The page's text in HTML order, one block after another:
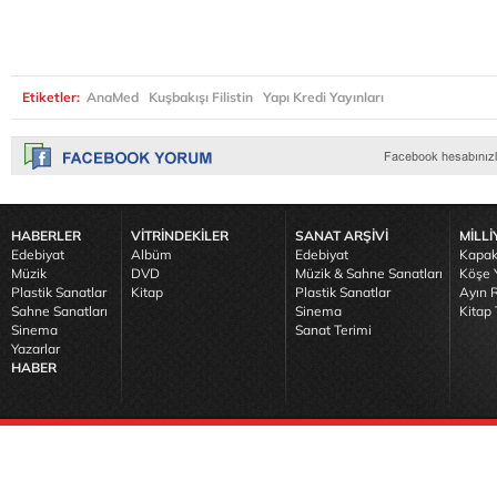
Etiketler: AnaMed Kuşbakışı Filistin Yapı Kredi Yayınları
HABERLER
Edebiyat
Müzik
Plastik Sanatlar
Sahne Sanatları
Sinema
Yazarlar
HABER
VİTRİNDEKİLER
Albüm
DVD
Kitap
SANAT ARŞİVİ
Edebiyat
Müzik & Sahne Sanatları
Plastik Sanatlar
Sinema
Sanat Terimi
Köşe
Ayın
Kitap